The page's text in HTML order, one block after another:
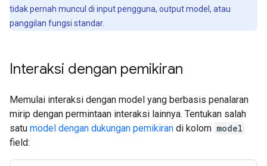
tidak pernah muncul di input pengguna, output model, atau
panggilan fungsi standar.
Interaksi dengan pemikiran
Memulai interaksi dengan model yang berbasis penalaran
mirip dengan permintaan interaksi lainnya. Tentukan salah
satu model dengan dukungan pemikiran di kolom model
field: